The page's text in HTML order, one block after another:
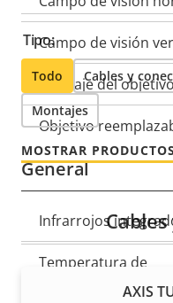
Campo de visión
Montaje del
Objetivo
General
Descripción
de
propiedad
Infrarrojos
Temperatura de
funcionamiento
Tipo:
Todo Cables y
Montajes
MOSTRAR
AXIS